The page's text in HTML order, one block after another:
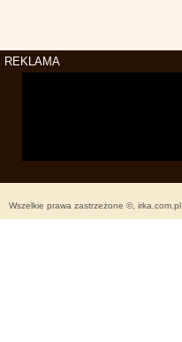
REKLAMA
Wszelkie prawa zastrzeżone ©, irka.com.pl